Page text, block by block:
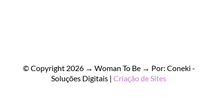
© Copyright 2026 → Woman To Be → Por: Coneki -
Soluções Digitais |Criação de Sites